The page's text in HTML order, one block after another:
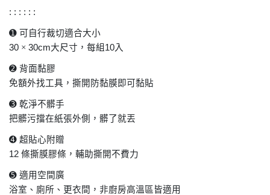
: : : : : :
➊ 可自行裁切適合大小
30 × 30cm大尺寸，每組 10入
➋ 背面黏膠
免額外找工具，撕開防黏膜即可黏貼
➌ 乾淨不髒手
把髒污擋在紙張外側，髒了就丟
➍ 超貼心附贈
12 條撕膜膠條，輔助撕開不費力
➎ 適用空間廣
浴室、廁所、更衣間，非廚房高溫區皆適用